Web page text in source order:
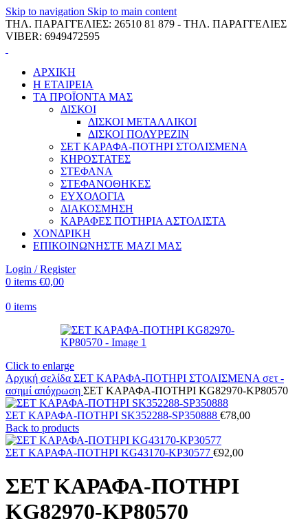
Skip to navigation Skip to main content
ΤΗΛ. ΠΑΡΑΓΓΕΛΙΕΣ: 26510 81 879 - ΤΗΛ. ΠΑΡΑΓΓΕΛΙΕΣ
VIBER: 6949472595
ΑΡΧΙΚΗ
Η ΕΤΑΙΡΕΙΑ
ΤΑ ΠΡΟΪΟΝΤΑ ΜΑΣ
ΔΙΣΚΟΙ
ΔΙΣΚΟΙ ΜΕΤΑΛΛΙΚΟΙ
ΔΙΣΚΟΙ ΠΟΛΥΡΕΖΙΝ
ΣΕΤ ΚΑΡΑΦΑ-ΠΟΤΗΡΙ ΣΤΟΛΙΣΜΕΝΑ
ΚΗΡΟΣΤΑΤΕΣ
ΣΤΕΦΑΝΑ
ΣΤΕΦΑΝΟΘΗΚΕΣ
ΕΥΧΟΛΟΓΙΑ
ΔΙΑΚΟΣΜΗΣΗ
ΚΑΡΑΦΕΣ ΠΟΤΗΡΙΑ ΑΣΤΟΛΙΣΤΑ
ΧΟΝΔΡΙΚΗ
ΕΠΙΚΟΙΝΩΝΗΣΤΕ ΜΑΖΙ ΜΑΣ
Login / Register
0 items €0,00
0 items
Click to enlarge
Αρχική σελίδα ΣΕΤ ΚΑΡΑΦΑ-ΠΟΤΗΡΙ ΣΤΟΛΙΣΜΕΝΑ σετ -
ασημί απόχρωση ΣΕΤ ΚΑΡΑΦΑ-ΠΟΤΗΡΙ KG82970-KP80570
ΣΕΤ ΚΑΡΑΦΑ-ΠΟΤΗΡΙ SK352288-SP350888 €78,00
Back to products
ΣΕΤ ΚΑΡΑΦΑ-ΠΟΤΗΡΙ KG43170-KP30577 €92,00
ΣΕΤ ΚΑΡΑΦΑ-ΠΟΤΗΡΙ
KG82970-KP80570